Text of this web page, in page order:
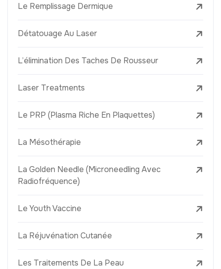
Le Remplissage Dermique
Détatouage Au Laser
L’élimination Des Taches De Rousseur
Laser Treatments
Le PRP (Plasma Riche En Plaquettes)
La Mésothérapie
La Golden Needle (Microneedling Avec
Radiofréquence)
Le Youth Vaccine
La Réjuvénation Cutanée
Les Traitements De La Peau